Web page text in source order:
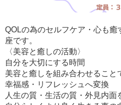
QOLの為のセルフケア・心も
座です。
〈美容と癒しの活動〉
自分を大切にする時間
美容と癒しを組み合わせること
幸福感・リフレッシュへ変換
人生の質・生活の質・外見内